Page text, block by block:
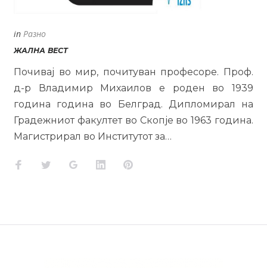
in Разно
ЖАЛНА ВЕСТ
Почивај во мир, почитуван професоре. Проф.
д-р Владимир Михаилов е роден во 1939
година година во Белград. Дипломирал на
Градежниот факултет во Скопје во 1963 година.
Магистрирал во Институтот за…
Facebook
TwitterGoogle+LinkedInPinterest